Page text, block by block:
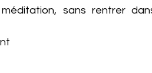
sans rentrer